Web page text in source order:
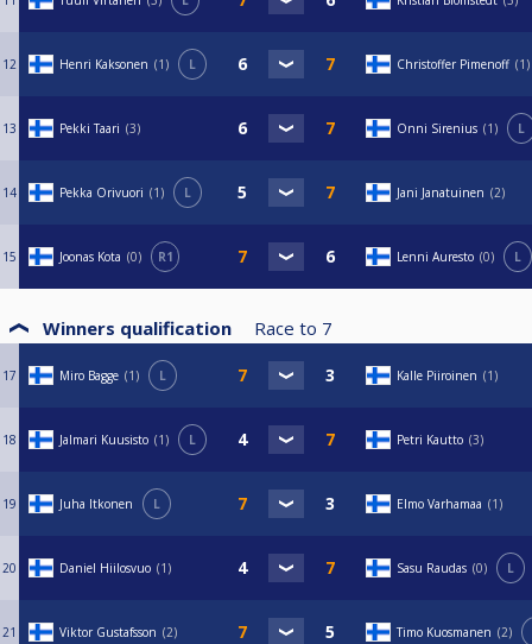
12 Henri Kaksonen 1 L Christoffer Pimenoff 1
13 Pekki Taari 3 Onni Sirenius 1 L
14 Pekka Orivuori 1 L Jani Janatuinen 2
15 Joonas Kota 0 R1 Lenni Auresto 0 L
Winners qualification Race to 7
17 Miro Bagge 1 L Kalle Piiroinen 1
18 Jalmari Kuusisto 1 L Petri Kautto 3
19 Juha Itkonen L Elmo Varhamaa 1
20 Daniel Hiilosvuo 1 Sasu Raudas 0 L
21 Viktor Gustafsson 2 Timo Kuosmanen 2